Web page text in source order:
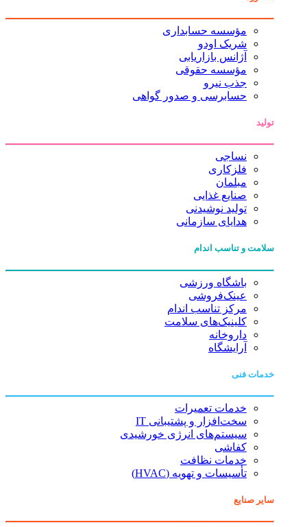
مؤسسه حسابداری
شریک اودو
آژانس بازاریابی
مؤسسه حقوقی
جذب نیرو
حسابرسی و صدور گواهی
تولید
نساجی
فلزکاری
مبلمان
صنایع غذایی
تولید نوشیدنی
هدایای سازمانی
سلامت و تناسب اندام
باشگاه ورزشی
عینک‌فروشی
مرکز تناسب اندام
کلینیک‌های سلامت
داروخانه
آرایشگاه
خدمات فنی
خدمات تعمیرات
سخت‌افزار و پشتیبانی IT
سیستم‌های انرژی خورشیدی
کفاشی
خدمات نظافت
تأسیسات و تهویه (HVAC)
سایر صنایع